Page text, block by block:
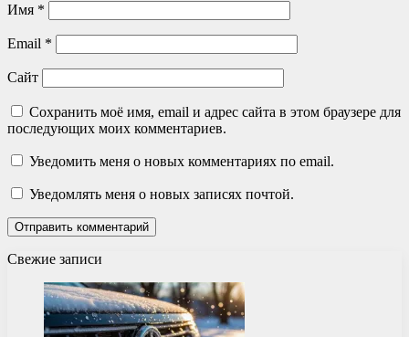
Имя *
Email *
Сайт
Сохранить моё имя, email и адрес сайта в этом браузере для
последующих моих комментариев.
Уведомить меня о новых комментариях по email.
Уведомлять меня о новых записях почтой.
Свежие записи